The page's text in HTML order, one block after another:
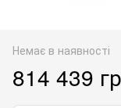
Немає в наявності
814 439